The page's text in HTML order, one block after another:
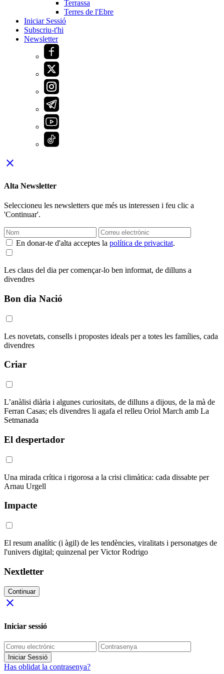
Terrassa
Terres de l'Ebre
Iniciar Sessió
Subscriu-t'hi
Newsletter
close
Alta Newsletter
Seleccioneu les newsletters que més us interessen i feu clic a
'Continuar'.
En donar-te d'alta acceptes la política de privacitat.
Les claus del dia per començar-lo ben informat, de dilluns a
divendres
Bon dia Nació
Les novetats, consells i propostes ideals per a totes les famílies, cada
divendres
Criar
L’anàlisi diària i algunes curiositats, de dilluns a dijous, de la mà de
Ferran Casas; els divendres li agafa el relleu Oriol March amb La
Setmanada
El despertador
Una mirada crítica i rigorosa a la crisi climàtica: cada dissabte per
Arnau Urgell
Impacte
El resum analític (i àgil) de les tendències, viralitats i personatges de
l'univers digital; quinzenal per Victor Rodrigo
Nextletter
Continuar
close
Iniciar sessió
Iniciar Sessió
Has oblidat la contrasenya?